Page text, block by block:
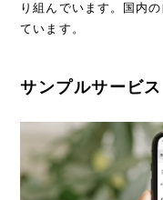
り組んでいます。国内
ています。
サンプルサービス